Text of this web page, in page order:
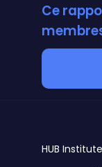
Ce
HUB Institute